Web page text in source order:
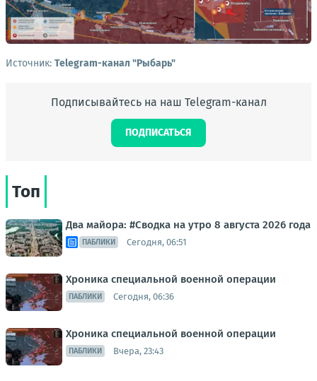
Источник: Telegram-канал "Рыбарь"
Подписывайтесь на наш Telegram-канал
ПОДПИСАТЬСЯ
Топ
Два майора: #Сводка на утро 8 августа 2026 года
ПАБЛИКИ Сегодня, 06:51
Хроника специальной военной операции
ПАБЛИКИ Сегодня, 06:36
Хроника специальной военной операции
ПАБЛИКИ Вчера, 23:43